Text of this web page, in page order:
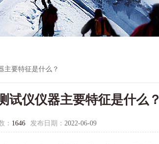
主要特征是什么？
试仪仪器主要特征是什么？
： 1646 发布日期： 2022-06-09